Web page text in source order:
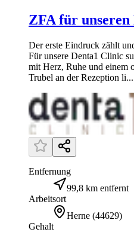
ZFA für
Der erste Eindruck zählt
Für unsere Denta1 Clinic
mit Herz, Ruhe und einem
Trubel an der Rezeption li...
Entfernung
99,8 km entfernt
Arbeitsort
Herne (44629)
Gehalt